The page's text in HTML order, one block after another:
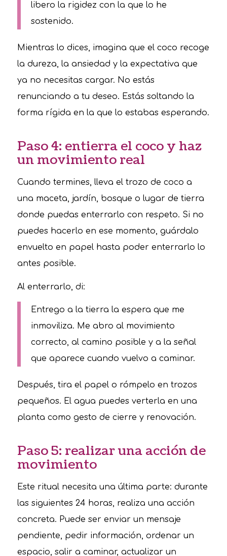
libero la rigidez con la que lo he
sostenido.
Mientras lo dices, imagina que el coco recoge
la dureza, la ansiedad y la expectativa que
ya no necesitas cargar. No estás
renunciando a tu deseo. Estás soltando la
forma rígida en la que lo estabas esperando.
Paso 4: entierra el coco y haz
un movimiento real
Cuando termines, lleva el trozo de coco a
una maceta, jardín, bosque o lugar de tierra
donde puedas enterrarlo con respeto. Si no
puedes hacerlo en ese momento, guárdalo
envuelto en papel hasta poder enterrarlo lo
antes posible.
Al enterrarlo, di:
Entrego a la tierra la espera que me
inmoviliza. Me abro al movimiento
correcto, al camino posible y a la señal
que aparece cuando vuelvo a caminar.
Después, tira el papel o rómpelo en trozos
pequeños. El agua puedes verterla en una
planta como gesto de cierre y renovación.
Paso 5: realizar una acción de
movimiento
Este ritual necesita una última parte: durante
las siguientes 24 horas, realiza una acción
concreta. Puede ser enviar un mensaje
pendiente, pedir información, ordenar un
espacio, salir a caminar, actualizar un